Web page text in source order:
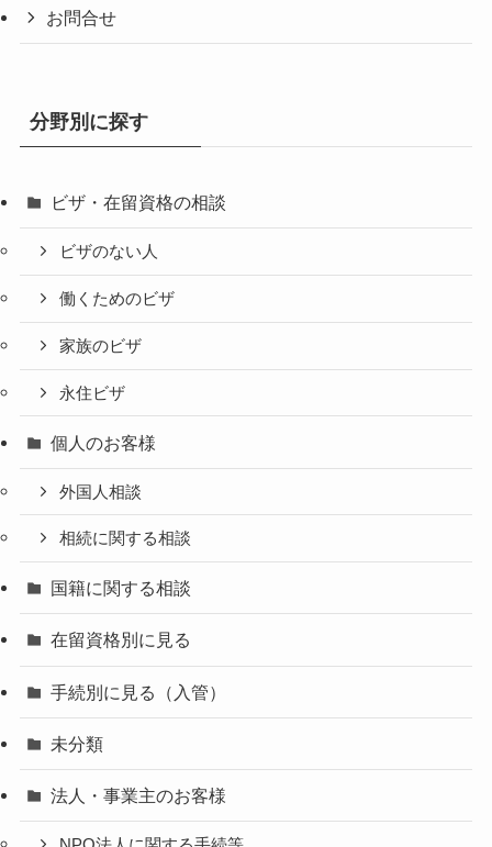
お問合せ
分野別に探す
ビザ・在留資格の相談
ビザのない人
働くためのビザ
家族のビザ
永住ビザ
個人のお客様
外国人相談
相続に関する相談
国籍に関する相談
在留資格別に見る
手続別に見る（入管）
未分類
法人・事業主のお客様